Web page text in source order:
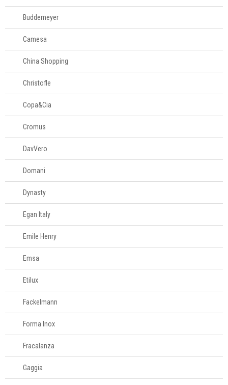
Buddemeyer
Camesa
China Shopping
Christofle
Copa&Cia
Cromus
DavVero
Domani
Dynasty
Egan Italy
Emile Henry
Emsa
Etilux
Fackelmann
Forma Inox
Fracalanza
Gaggia